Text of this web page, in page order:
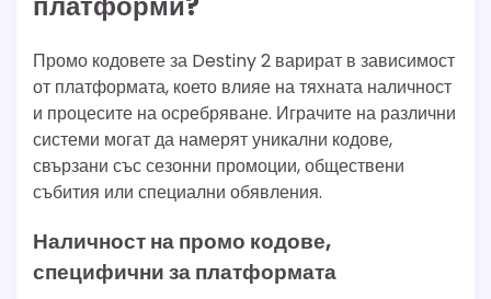
Промо кодовете за Destiny 2 варират в зависимост
от платформата, което влияе на тяхната наличност
и процесите на осребряване. Играчите на различни
системи могат да намерят уникални кодове,
свързани със сезонни промоции, обществени
събития или специални обявления.
Наличност на промо кодове,
специфични за платформата